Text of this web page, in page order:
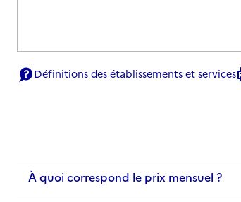
Définitions des établissements et services
À quoi correspond le prix mensuel ?